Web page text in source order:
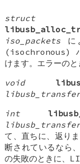
struct
iso_packets に
(isochronous) パ
けます。エラーの
void
int
て、直ちに、返り
断されているなら
の失敗のときに、